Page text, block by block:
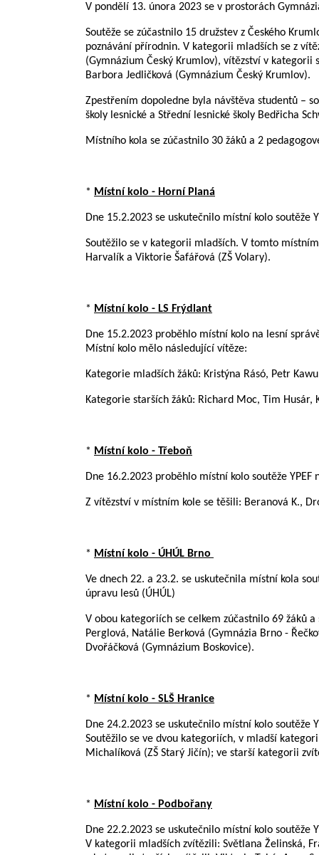
V pondělí 13. února 2023 se v prostorách
Soutěže se zúčastnilo 15 družstev z Českého
poznávání přírodnin. V kategorii mladších se z
(Gymnázium Český Krumlov), vítězství v
Barbora Jedličková (Gymnázium Český Krumlov).
Zpestřením dopoledne byla návštěva studentů –
školy lesnické a Střední lesnické školy Bedřicha
Místního kola se zúčastnilo 30 žáků a 2
* Místní kolo - Horní Planá
Dne 15.2.2023 se uskutečnilo místní kolo soutěže
Soutěžilo se v kategorii mladších. V tomto
Harvalík a Viktorie Šafářová (ZŠ Volary).
* Místní kolo - LS Frýdlant
Dne 15.2.2023 proběhlo místní kolo na lesní
Místní kolo mělo následující vítěze:
Kategorie mladších žáků: Kristýna Rásó, Petr
Kategorie starších žáků: Richard Moc, Tim
* Místní kolo - Třeboň
Dne 16.2.2023 proběhlo místní kolo soutěže YPEF
Z vítězství v místním kole se těšili: Beranová K.,
* Místní kolo - ÚHÚL Brno
Ve dnech 22. a 23.2. se uskutečnila místní kola
úpravu lesů (ÚHÚL)
V obou kategoriích se celkem zúčastnilo 69 žáků
Perglová, Natálie Berková (Gymnázia Brno -
Dvořáčková (Gymnázium Boskovice).
* Místní kolo - SLŠ Hranice
Dne 24.2.2023 se uskutečnilo místní kolo soutěže
Soutěžilo se ve dvou kategoriích, v mladší
Michalíková (ZŠ Starý Jičín); ve starší kategorii
* Místní kolo - Podbořany
Dne 22.2.2023 se uskutečnilo místní kolo soutěže
V kategorii mladších zvítězili: Světlana Želinská,